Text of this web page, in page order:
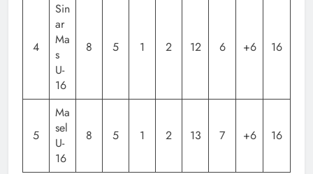
4
Sin
ar
Ma
s
U-
16
8 5 1 2 12 6 +6 16
5
Ma
sel
U-
16
8 5 1 2 13 7 +6 16